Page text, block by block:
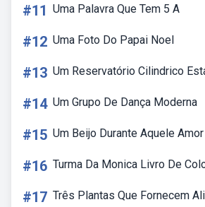
#11 Uma Palavra Que Tem 5 A
#12 Uma Foto Do Papai Noel
#13 Um Reservatório Cilindrico
#14 Um Grupo De Dança Moderna
#15 Um Beijo Durante Aquele Amor
#16 Turma Da Monica Livro De
#17 Três Plantas Que Fornecem